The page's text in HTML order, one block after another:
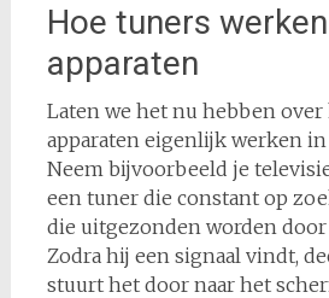
Hoe tuners
apparaten
Laten we het nu hebben
apparaten eigenlijk werken in
Neem bijvoorbeeld je
een tuner die constant op
die uitgezonden worden
Zodra hij een signaal vindt,
stuurt het door naar het